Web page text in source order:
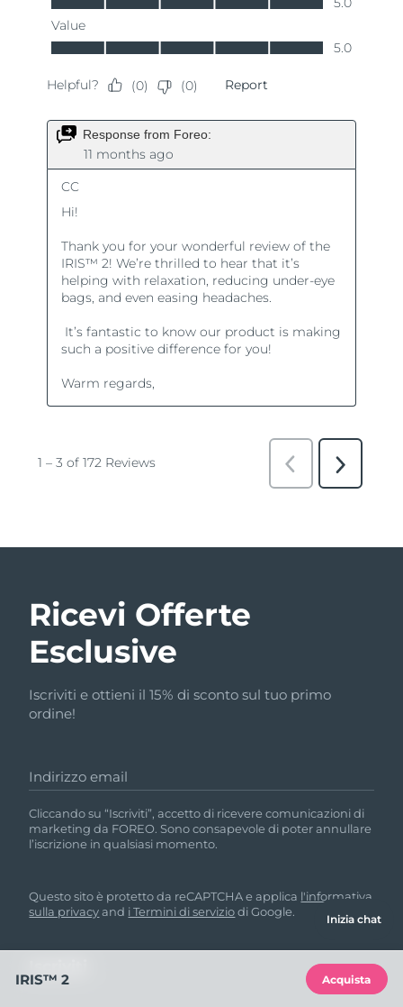
Ricevi Offerte
Esclusive
Iscriviti e ottieni il 15% di sconto sul tuo primo
ordine!
Indirizzo email
Cliccando su “Iscriviti”, accetto di ricevere comunicazioni di
marketing da FOREO. Sono consapevole di poter annullare
l’iscrizione in qualsiasi momento.
Questo sito è protetto da reCAPTCHA e applica l'informativa
sulla privacyand i Termini di serviziodi Google.
Inizia chat
IRIS™ 2 Acquista